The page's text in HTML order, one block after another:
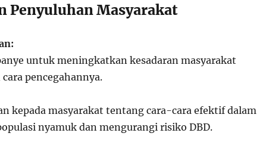
Penyuluhan Masyarakat
untuk meningkatkan kesadaran masyarakat
pencegahannya.
kepada masyarakat tentang cara-cara efektif dalam
nyamuk dan mengurangi risiko DBD.